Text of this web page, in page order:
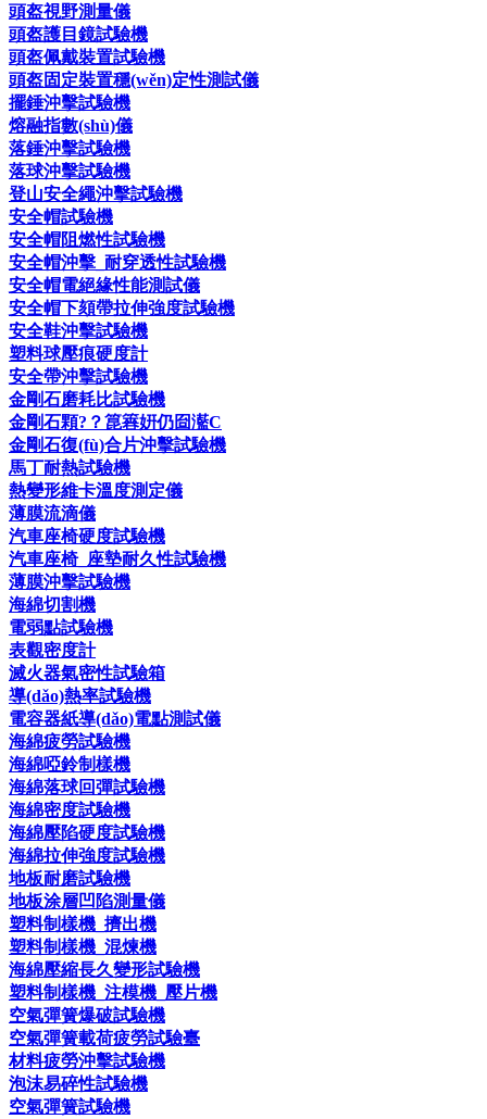
頭盔視野測量儀
頭盔護目鏡試驗機
頭盔佩戴裝置試驗機
頭盔固定裝置穩(wěn)定性測試儀
擺錘沖擊試驗機
熔融指數(shù)儀
落錘沖擊試驗機
落球沖擊試驗機
登山安全繩沖擊試驗機
安全帽試驗機
安全帽阻燃性試驗機
安全帽沖擊_耐穿透性試驗機
安全帽電絕緣性能測試儀
安全帽下頦帶拉伸強度試驗機
安全鞋沖擊試驗機
塑料球壓痕硬度計
安全帶沖擊試驗機
金剛石磨耗比試驗機
金剛石顆?？箟簭姸仍囼灆C
金剛石復(fù)合片沖擊試驗機
馬丁耐熱試驗機
熱變形維卡溫度測定儀
薄膜流滴儀
汽車座椅硬度試驗機
汽車座椅_座墊耐久性試驗機
薄膜沖擊試驗機
海綿切割機
電弱點試驗機
表觀密度計
滅火器氣密性試驗箱
導(dǎo)熱率試驗機
電容器紙導(dǎo)電點測試儀
海綿疲勞試驗機
海綿啞鈴制樣機
海綿落球回彈試驗機
海綿密度試驗機
海綿壓陷硬度試驗機
海綿拉伸強度試驗機
地板耐磨試驗機
地板涂層凹陷測量儀
塑料制樣機_擠出機
塑料制樣機_混煉機
海綿壓縮長久變形試驗機
塑料制樣機_注模機_壓片機
空氣彈簧爆破試驗機
空氣彈簧載荷疲勞試驗臺
材料疲勞沖擊試驗機
泡沫易碎性試驗機
空氣彈簧試驗機